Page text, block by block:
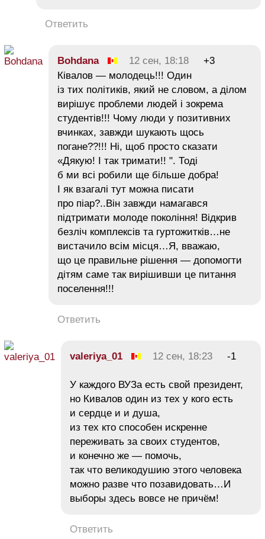
Ответить
Bohdana 12 сен, 18:18
+3
Ківалов — молодець!!! Один
із тих політиків, який не словом, а ділом
вирішує проблеми людей і зокрема
студентів!!! Чому люди у позитивних
вчинках, завжди шукають щось
погане??!!! Ні, щоб просто сказати
«Дякую! І так тримати!! ". Тоді
б ми всі робили ще більше добра!
І як взагалі тут можна писати
про піар?..Він завжди намагався
підтримати молоде покоління! Відкрив
безліч комплексів та гуртожитків…не
вистачило всім місця…Я, вважаю,
що це правильне рішення — допомогти
дітям саме так вирішивши це питання
поселення!!!
Ответить
valeriya_01 12 сен, 18:23 -1
У каждого ВУЗа есть свой президент,
но Кивалов один из тех у кого есть
и сердце и и душа,
из тех кто способен искренне
переживать за своих студентов,
и конечно же — помочь,
так что великодушию этого человека
можно разве что позавидовать…И
выборы здесь вовсе не причём!
Ответить